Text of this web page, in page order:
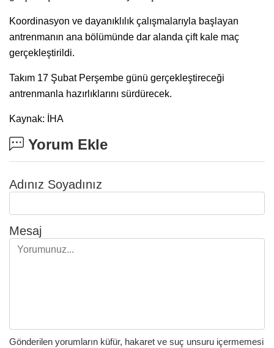
Koordinasyon ve dayanıklılık çalışmalarıyla başlayan
antrenmanın ana bölümünde dar alanda çift kale maç
gerçekleştirildi.
Takım 17 Şubat Perşembe günü gerçekleştireceği
antrenmanla hazırlıklarını sürdürecek.
Kaynak: İHA
Yorum Ekle
Adınız Soyadınız
Mesaj
Gönderilen yorumların küfür, hakaret ve suç unsuru içermemesi